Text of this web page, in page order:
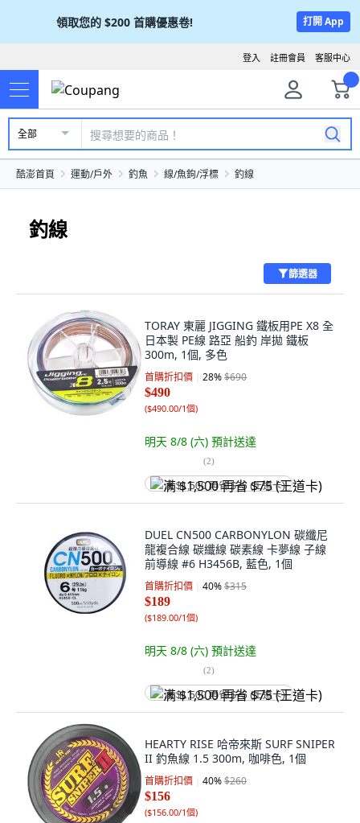
領取您的 $200 首購優惠卷! 打開 App
客服中心
註冊會員
登入
全部
酷澎首頁 運動/戶外 釣魚 線/魚鉤/浮標 釣線
釣線
篩選器
TORAY 東麗 JIGGING 鐵板用PE X8 全
日本製 PE線 路亞 船釣 岸拋 鐵板
300m, 1個, 多色
首購折扣價 28%$690
$490
($490.00/1個)
明天 8/8 (六) 預計送達
(2)
满 $1,500 再省 $75 (王道卡)
DUEL CN500 CARBONYLON 碳纖尼
龍複合線 碳纖線 碳素線 卡夢線 子線
前導線 #6 H3456B, 藍色, 1個
首購折扣價 40%$315
$189
($189.00/1個)
明天 8/8 (六) 預計送達
(2)
满 $1,500 再省 $75 (王道卡)
HEARTY RISE 哈帝來斯 SURF SNIPER
II 釣魚線 1.5 300m, 咖啡色, 1個
首購折扣價 40%$260
$156
($156.00/1個)